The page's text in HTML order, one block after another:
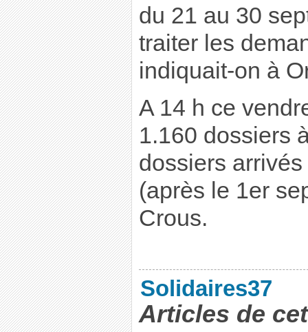
du 21 au 30
traiter les
indiquait-on à
A 14 h ce
1.160 dossiers
dossiers
(après le 1er
Crous.
Solidaires37
Articles de